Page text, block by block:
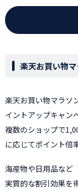
楽天お買い物
楽天お買い物マラソ
イントアップキャン
複数のショップで
に応じてポイント倍
海産物や日用品など
実質的な割引効果を